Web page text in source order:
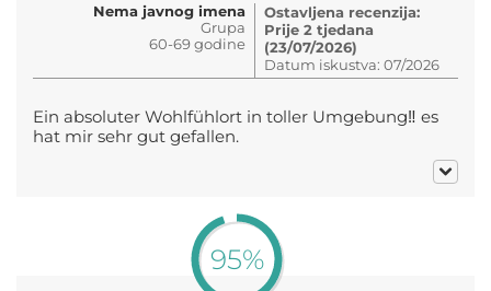
Nema javnog imena
Grupa
60-69 godine
Ostavljena recenzija:
Prije 2 tjedana
(23/07/2026)
Datum iskustva: 07/2026
Ein absoluter Wohlfühlort in toller Umgebung‼️ es
hat mir sehr gut gefallen.
95%